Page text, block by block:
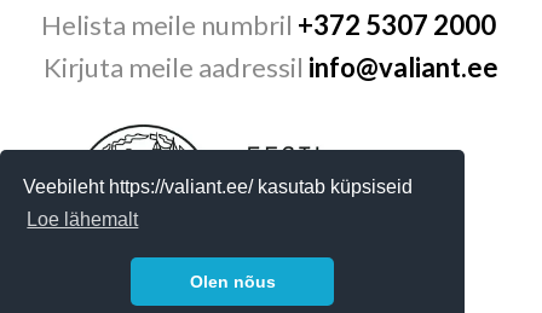
Veebileht https://valiant.ee/ kasutab küpsiseid
Loe lähemalt
Olen nõus
Helista meile numbril +372 5307 2000
Kirjuta meile aadressil info@valiant.ee